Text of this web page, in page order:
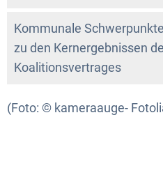
Kommunale
zu den Kernergebnissen
Koalitionsvertrages
(Foto: © kameraauge-